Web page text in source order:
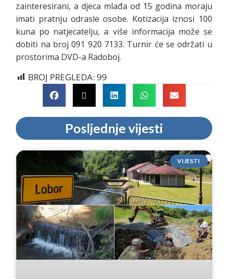
zainteresirani, a djeca mlađa od 15 godina moraju
imati pratnju odrasle osobe. Kotizacija iznosi 100
kuna po natjecatelju, a više informacija može se
dobiti na broj 091 920 7133. Turnir će se održati u
prostorima DVD-a Radoboj.
BROJ PREGLEDA: 99
Posljednje vijesti
VIJESTI